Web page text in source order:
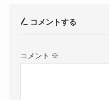
コメントする
コメント ※